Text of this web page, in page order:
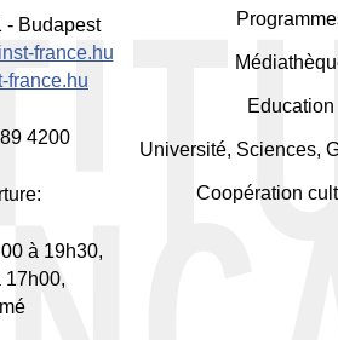
- Budapest
france.hu
france.hu
4200
à 19h30,
17h00,
Middle
Education
Université, Sciences,
Coopération